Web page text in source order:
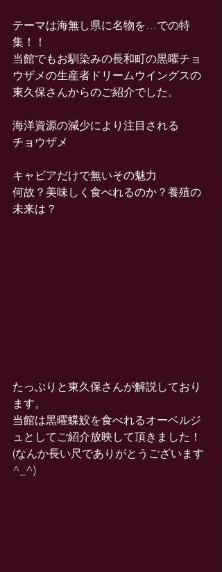
テーマは海無し県に名物を…での特
集！！
当館でもお馴染みの長和町の黒曜チョ
ウザメの生産者ドリームウイングスの
東久保さんからのご紹介でした。
海洋資源の減少により注目される
チョウザメ
キャビアだけで無いその魅力
何故？美味しく食べれるのか？養殖の
未来は？
たっぷりと東久保さんが解説しており
ます。
当館は黒曜蝶鮫を食べれるオーベルジ
ュとしてご紹介放映して頂きました！
(なんか長い尺でありがとうございます
^_^)